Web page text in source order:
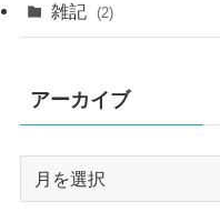
雑記 (2)
アーカイブ